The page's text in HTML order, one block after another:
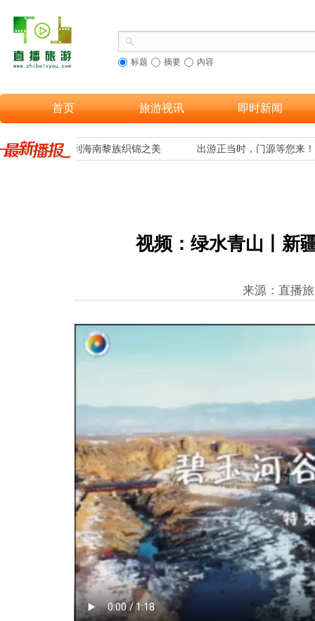
标题 摘要 内容
首页 旅游视讯 即时新闻
更多游客欣赏到海南黎族织锦之美 出游正当时，门源等您来！
视频：绿水青山丨新
来源：直播